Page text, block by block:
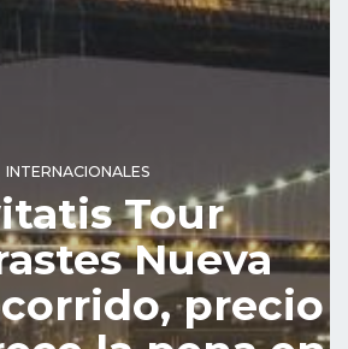
INTERNACIONALES
Tour
Nueva
precio